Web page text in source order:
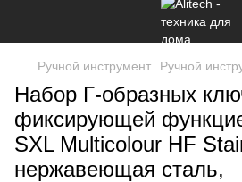
Ручной инструмент Ручной
Набор Г-образных
фиксирующей
SXL Multicolour HF
нержавеющая сталь,